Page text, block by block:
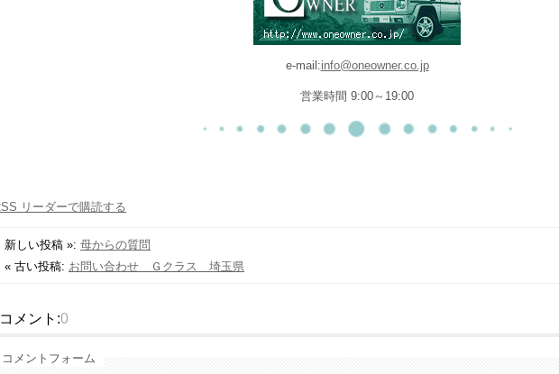
e-mail:info@oneowner.co.jp
営業時間 9:00～19:00
新しい投稿 »: 母からの質問
« 古い投稿: お問い合わせ Ｇクラス 埼玉県
コメント:0
コメントフォーム